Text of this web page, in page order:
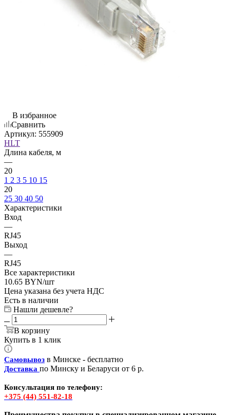
В избранное
Сравнить
Артикул: 555909
HLT
Длина кабеля, м
—
20
1 2 3 5 10 15
20
25 30 40 50
Характеристики
Вход
—
RJ45
Выход
—
RJ45
Все характеристики
10.65 BYN/шт
Цена указана без учета НДС
Есть в наличии
Нашли дешевле?
В корзину
Купить в 1 клик
Самовывоз в Минске - бесплатно
Доставка по Минску и Беларуси от 6 р.
Консультация по телефону:
+375 (44) 551-82-18